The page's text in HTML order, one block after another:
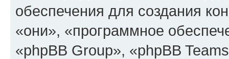
обеспечения для создания
«они», «программное
«phpBB Group», «phpBB